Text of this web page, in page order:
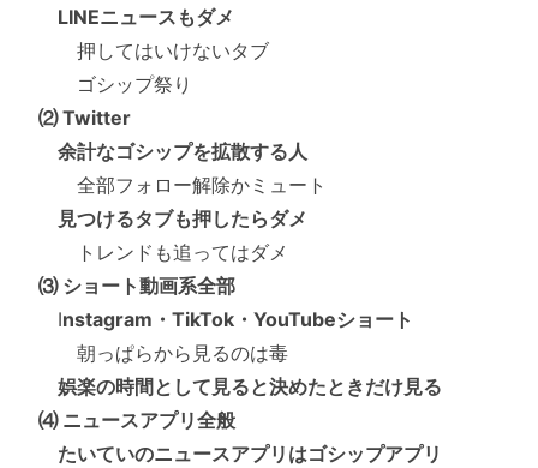
LINEニュースもダメ
押してはいけないタブ
ゴシップ祭り
⑵ Twitter
余計なゴシップを拡散する人
全部フォロー解除かミュート
見つけるタブも押したらダメ
トレンドも追ってはダメ
⑶ ショート動画系全部
Instagram・TikTok・YouTubeショート
朝っぱらから見るのは毒
娯楽の時間として見ると決めたときだけ見る
⑷ ニュースアプリ全般
たいていのニュースアプリはゴシップアプリ